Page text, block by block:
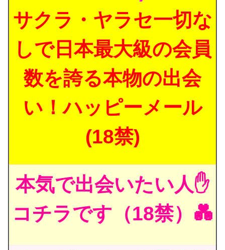
サクラ・ヤラセ一切な
しで日本最大級の会員
数を誇る本物の出会
い！ハッピーメール
(18禁)
本気で出会いたい人✋
コチラです（18禁）💑